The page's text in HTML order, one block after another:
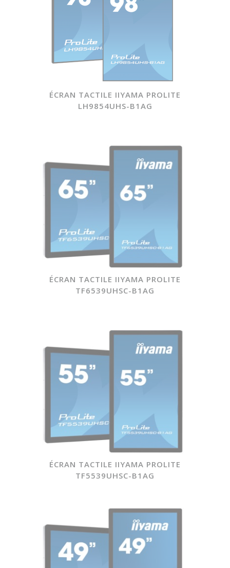
ÉCRAN TACTILE IIYAMA PROLITE
LH9854UHS-B1AG
ÉCRAN TACTILE IIYAMA PROLITE
TF6539UHSC-B1AG
ÉCRAN TACTILE IIYAMA PROLITE
TF5539UHSC-B1AG